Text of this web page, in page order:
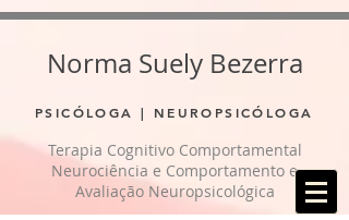
Norma Suely Bezerra
PSICÓLOGA | NEUROPSICÓLOGA
Terapia Cognitivo Comportamental
Neurociência e Comportamento e
Avaliação Neuropsicológica